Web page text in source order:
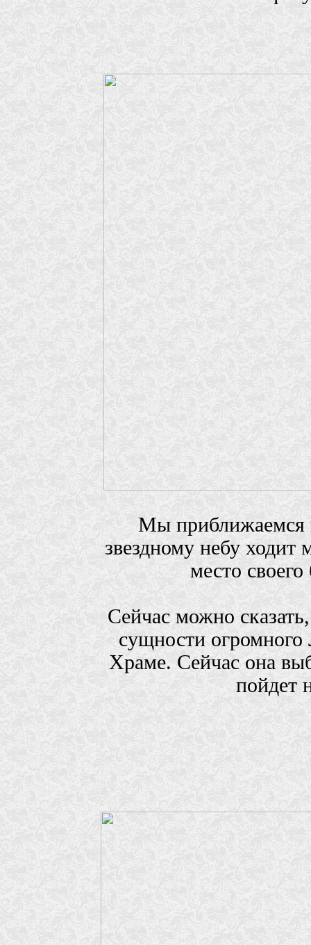
Мы приближаемся
звездному небу
место
Сейчас можно
сущности
Храме. Сейчас она
пойдет